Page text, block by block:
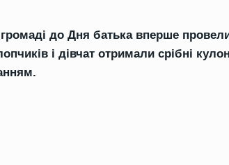
громаді до Дня батька вперше
і дівчат отримали срібні